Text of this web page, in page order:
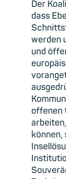
Der
dass
werden
und
offenen